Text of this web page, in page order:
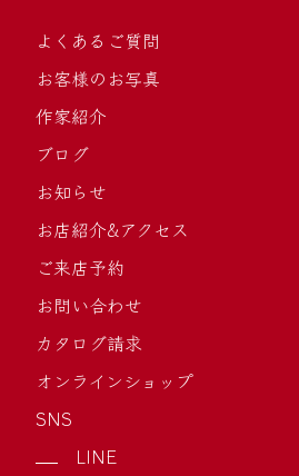
よくあるご質問
お客様のお写真
作家紹介
ブログ
お知らせ
お店紹介&アクセス
ご来店予約
お問い合わせ
カタログ請求
オンラインショップ
SNS
LINE